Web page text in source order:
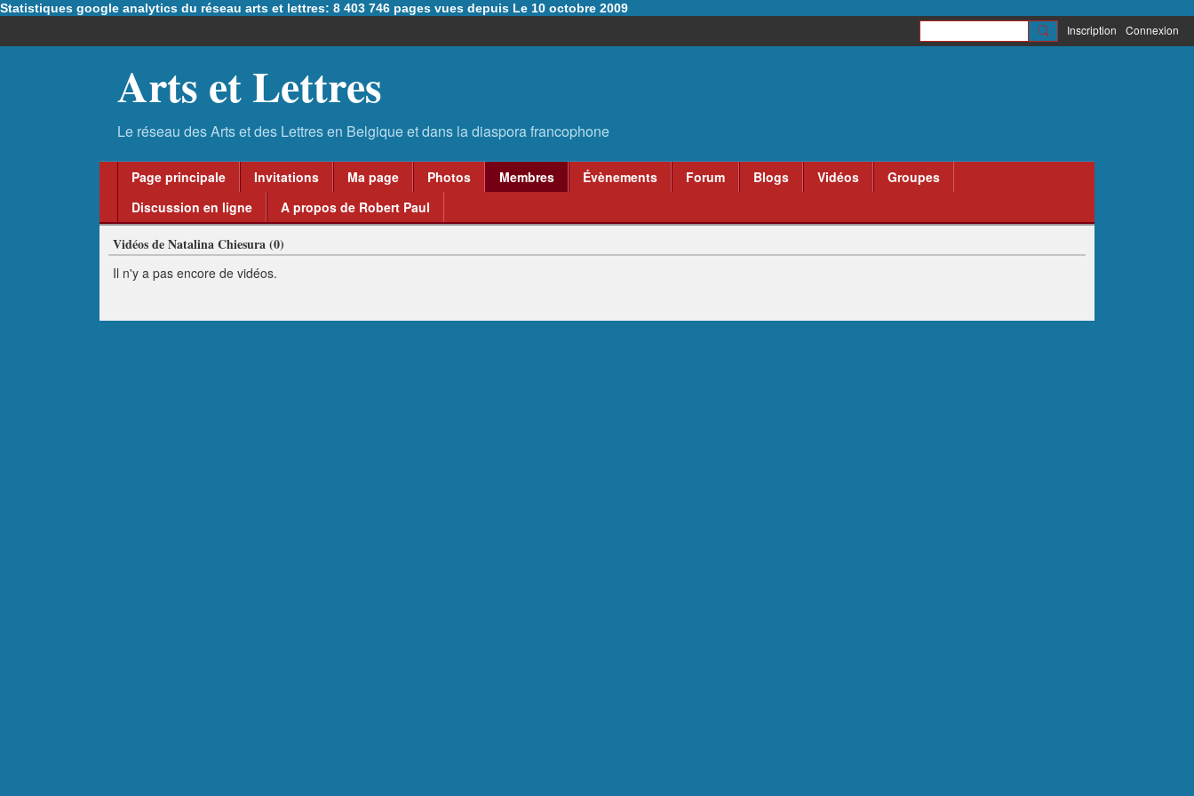
Statistiques google analytics du réseau arts et lettres: 8 403 746 pages vues depuis Le 10 octobre 2009
Inscription Connexion
Arts et Lettres
Page principale Invitations Ma page Photos Membres Évènements Forum Blogs Vidéos
Groupes
Discussion en ligne
A propos de Robert Paul
Vidéos de Natalina Chiesura (0)
Il n'y a pas encore de vidéos.